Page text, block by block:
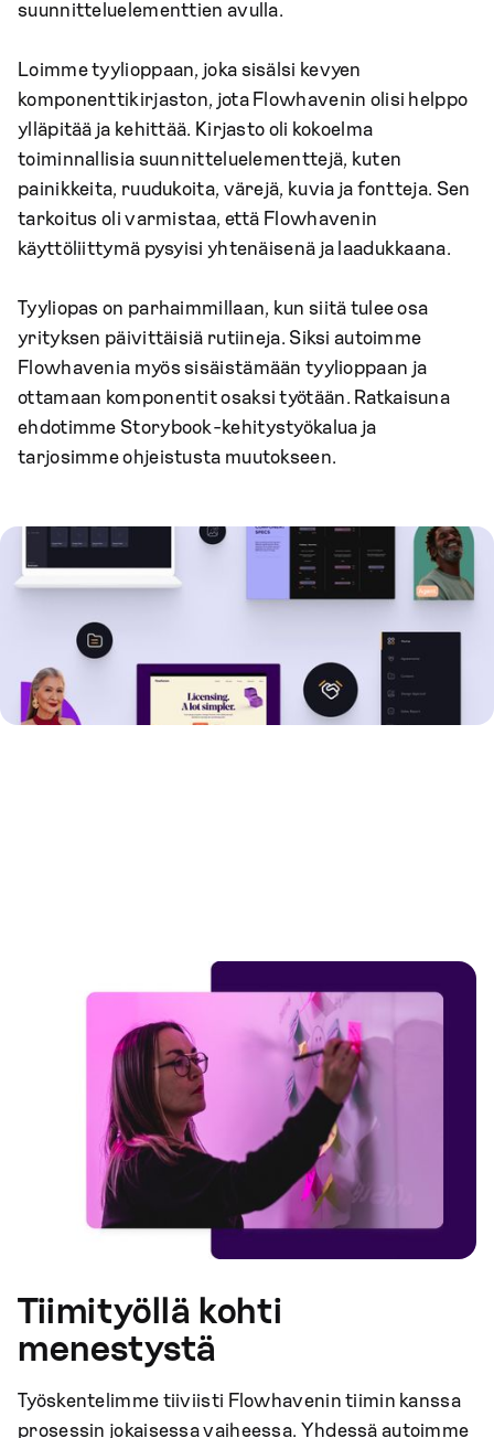
suunnitteluelementtien avulla.
Loimme tyylioppaan, joka sisälsi kevyen
komponenttikirjaston, jota Flowhavenin olisi helppo
ylläpitää ja kehittää. Kirjasto oli kokoelma
toiminnallisia suunnitteluelementtejä, kuten
painikkeita, ruudukoita, värejä, kuvia ja fontteja. Sen
tarkoitus oli varmistaa, että Flowhavenin
käyttöliittymä pysyisi yhtenäisenä ja laadukkaana.
Tyyliopas on parhaimmillaan, kun siitä tulee osa
yrityksen päivittäisiä rutiineja. Siksi autoimme
Flowhavenia myös sisäistämään tyylioppaan ja
ottamaan komponentit osaksi työtään. Ratkaisuna
ehdotimme Storybook-kehitystyökalua ja
tarjosimme ohjeistusta muutokseen.
Tiimityöllä kohti
menestystä
Työskentelimme tiiviisti Flowhavenin tiimin kanssa
prosessin jokaisessa vaiheessa. Yhdessä autoimme